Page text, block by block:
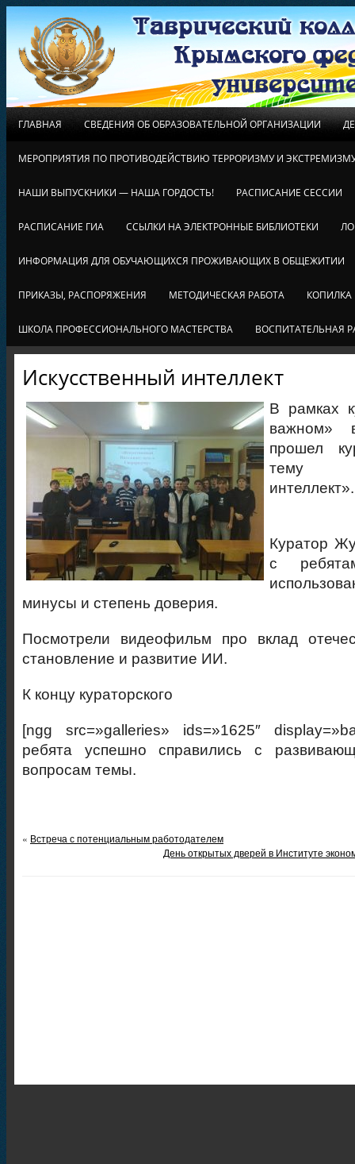
ГЛАВНАЯ СВЕДЕНИЯ ОБ ОБРАЗОВАТЕЛЬНОЙ ОРГАНИЗАЦИИ
МЕРОПРИЯТИЯ ПО ПРОТИВОДЕЙСТВИЮ ТЕРРОРИЗМУ И
НАШИ ВЫПУСКНИКИ — НАША ГОРДОСТЬ! РАСПИСАНИЕ СЕССИИ
РАСПИСАНИЕ ГИА ССЫЛКИ НА ЭЛЕКТРОННЫЕ БИБЛИОТЕКИ
ИНФОРМАЦИЯ ДЛЯ ОБУЧАЮЩИХСЯ ПРОЖИВАЮЩИХ В ОБЩЕЖИТИИ
ПРИКАЗЫ, РАСПОРЯЖЕНИЯ МЕТОДИЧЕСКАЯ РАБОТА КОПИЛКА
ШКОЛА ПРОФЕССИОНАЛЬНОГО МАСТЕРСТВА ВОСПИТАТЕЛЬНАЯ
Искусственный интеллект
В рамках
важном»
прошел
тему
интеллект».
Куратор
с
минусы и степень доверия.
Посмотрели видеофильм про вклад
становление и развитие ИИ.
К концу кураторского
[ngg src=»galleries» ids=»1625″
ребята успешно справились с
вопросам темы.
« Встреча с потенциальным работодателем
День открытых дверей в Институте